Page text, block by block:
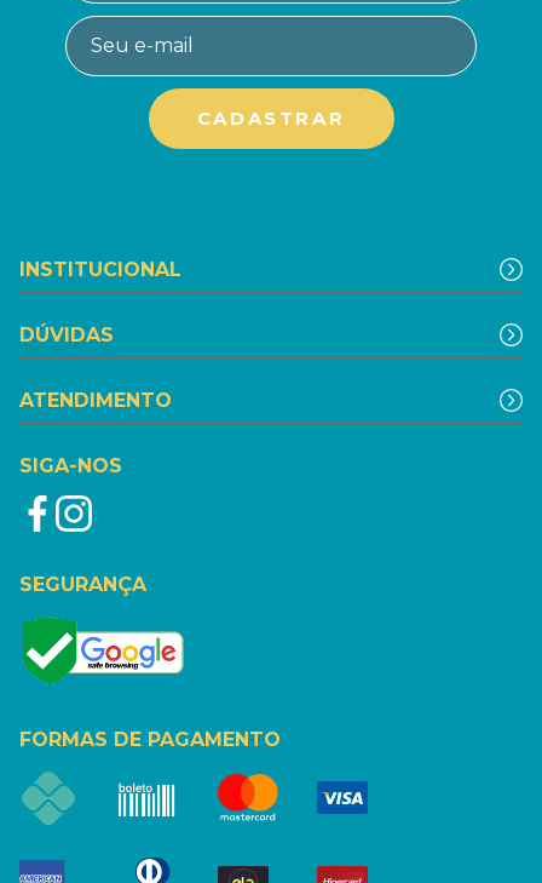
INSTITUCIONAL
DÚVIDAS
ATENDIMENTO
SIGA-NOS
SEGURANÇA
FORMAS DE PAGAMENTO